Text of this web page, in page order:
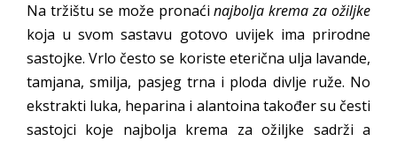
Na tržištu se može pronaćinajbolja krema za ožiljke
koja u svom sastavu gotovo uvijek ima prirodne
sastojke. Vrlo često se koriste eterična ulja lavande,
tamjana, smilja, pasjeg trna i ploda divlje ruže. No
ekstrakti luka, heparina i alantoina također su česti
sastojci koje najbolja krema za ožiljke sadrži a